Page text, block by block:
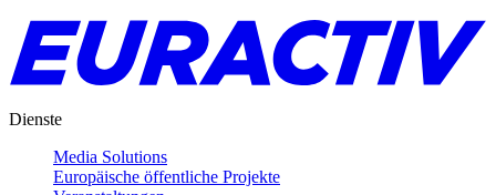
Dienste
Media Solutions
Europäische öffentliche Projekte